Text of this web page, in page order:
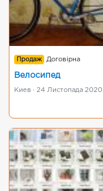
Продаж Договірна
Велосипед
Киев · 24 Листопада 2020